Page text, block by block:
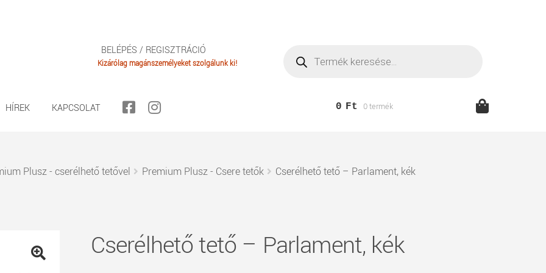
BELÉPÉS / REGISZTRÁCIÓ
search
HÍREK KAPCSOLAT 0 Ft 0 termék
Plusz - cserélhető tetővel Premium Plusz - Csere tetők Cserélhető tető – Parlament, kék
Cserélhető tető – Parlament, kék